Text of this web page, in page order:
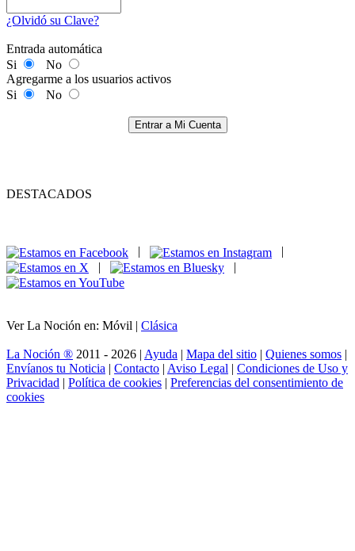
¿Olvidó su Clave?
Entrada automática
Si
No
Agregarme a los usuarios activos
Si
No
Entrar a Mi Cuenta
DESTACADOS
|
|
Ver La Noción en: Móvil | Clásica
La Noción ® 2011 - 2026 | Ayuda | Mapa del sitio | Quienes somos |
Envíanos tu Noticia | Contacto | Aviso Legal | Condiciones de Uso y
Privacidad | Política de cookies | Preferencias del consentimiento de
cookies